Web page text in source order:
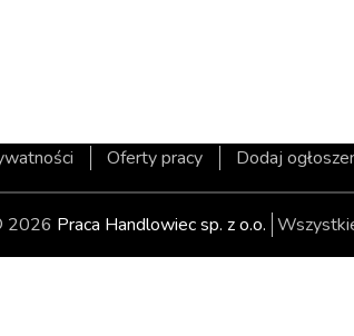
Oferty pracy Dodaj
2026 Praca Handlowiec sp. z o.o.